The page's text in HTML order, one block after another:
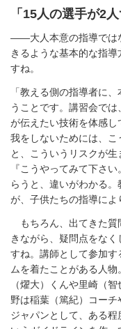
「15人の選手が2
――大人本意の指導では
きるような基本的な指
すね。
「教える側の指導者に
うことです。講習会で
が伝えたい技術を体感
我をしないためには、
と、こういうリスクが
『こうやってみて下さ
らうと、違いがわかる
が、子供たちの指導によ
もちろん、出てきた質
きながら、疑問点をな
すね。講師として参加
ムを着たことがある人
（燿大）くんや里崎（
野は稲葉（篤紀）コー
ジャパンとして、ある